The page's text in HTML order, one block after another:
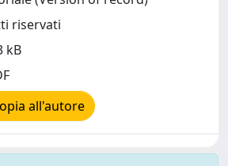
riservati
kB
all'autore